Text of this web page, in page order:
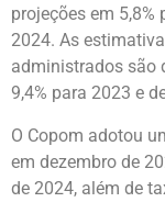
projeções em 5,8%
2024. As
administrados são
9,4% para 2023 e
O Copom adotou
em dezembro de
de 2024, além de